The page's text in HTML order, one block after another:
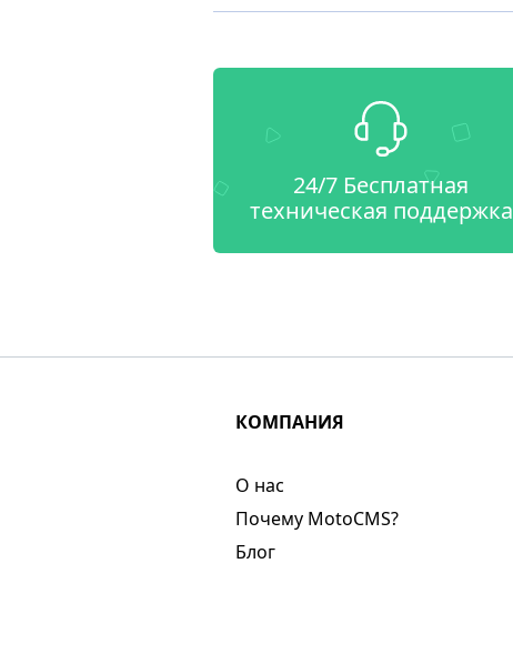
24/7 Бесплатная
техническая поддержка
КОМПАНИЯ
О нас​
Почему MotoCMS?
Блог